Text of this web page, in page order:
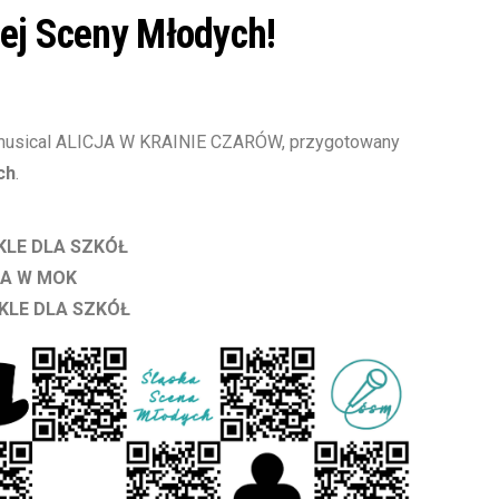
Sceny Młodych!
ALICJA W KRAINIE CZARÓW, przygotowany
.
DLA SZKÓŁ
W MOK
DLA SZKÓŁ